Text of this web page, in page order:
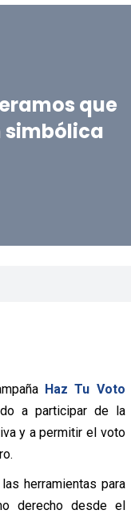
que
Haz Tu Voto
a participar de la
y a permitir el voto
herramientas para
derecho desde el